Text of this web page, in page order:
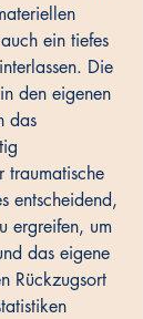
ein tiefes
Die
den eigenen
das
traumatische
entscheidend,
ergreifen, um
das eigene
Rückzugsort